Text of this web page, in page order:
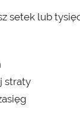
setek lub
straty